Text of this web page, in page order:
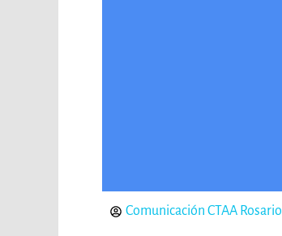
Comunicación CTAA Rosario